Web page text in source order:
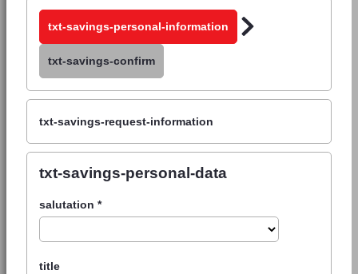
txt-savings-personal-information
txt-savings-confirm
txt-savings-request-information
txt-savings-personal-data
salutation *
title